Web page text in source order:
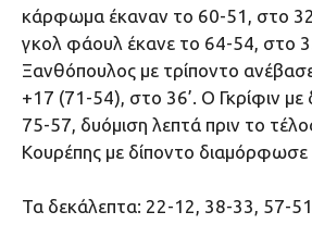
κάρφωμα έκαναν το 60-51, στο
γκολ φάουλ έκανε το 64-54, στο
Ξανθόπουλος με τρίποντο
+17 (71-54), στο 36’. Ο Γκρίφιν με
75-57, δυόμιση λεπτά πριν το
Κουρέπης με δίποντο διαμόρφωσε
Τα δεκάλεπτα: 22-12, 38-33, 57-